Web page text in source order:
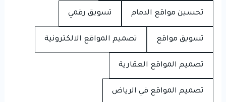
تحسين مواقع الدمام تسويق رقمي
تسويق مواقع تصميم المواقع الالكترونية
تصميم المواقع العقارية
تصميم المواقع في الرياض